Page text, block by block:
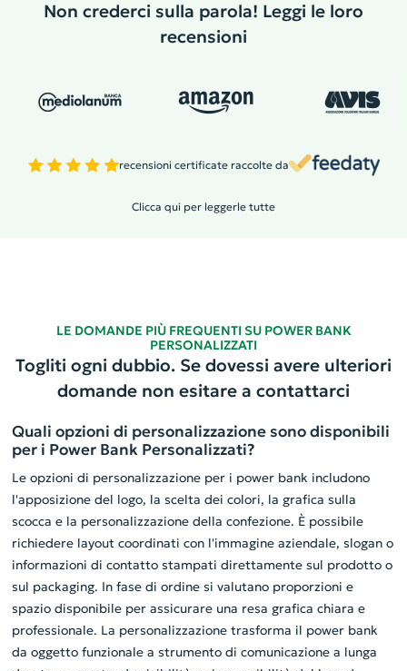
Non crederci sulla parola! Leggi le loro
recensioni
recensioni certificate raccolte da
Clicca qui per leggerle tutte
LE DOMANDE PIÙ FREQUENTI SU POWER BANK
PERSONALIZZATI
Togliti ogni dubbio. Se dovessi avere ulteriori
domande non esitare a contattarci
Quali opzioni di personalizzazione sono disponibili
per i Power Bank Personalizzati?
Le opzioni di personalizzazione per i power bank includono
l'apposizione del logo, la scelta dei colori, la grafica sulla
scocca e la personalizzazione della confezione. È possibile
richiedere layout coordinati con l'immagine aziendale, slogan o
informazioni di contatto stampati direttamente sul prodotto o
sul packaging. In fase di ordine si valutano proporzioni e
spazio disponibile per assicurare una resa grafica chiara e
professionale. La personalizzazione trasforma il power bank
da oggetto funzionale a strumento di comunicazione a lunga